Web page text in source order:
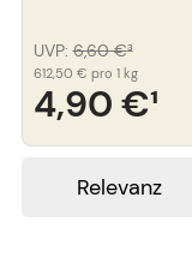
4,90 €¹
UVP: 6,60 €³
612,50 € pro 1 kg